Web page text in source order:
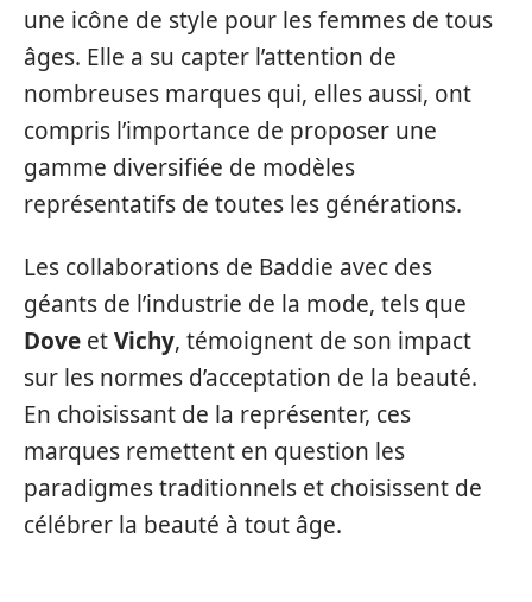
une icône de style pour les femmes de tous
âges. Elle a su capter l’attention de
nombreuses marques qui, elles aussi, ont
compris l’importance de proposer une
gamme diversifiée de modèles
représentatifs de toutes les générations.
Les collaborations de Baddie avec des
géants de l’industrie de la mode, tels que
Dove etVichy, témoignent de son impact
sur les normes d’acceptation de la beauté.
En choisissant de la représenter, ces
marques remettent en question les
paradigmes traditionnels et choisissent de
célébrer la beauté à tout âge.